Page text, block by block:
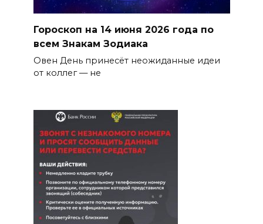
Гороскоп на 14 июня 2026 года по
всем Знакам Зодиака
Овен День принесёт неожиданные идеи
от коллег — не